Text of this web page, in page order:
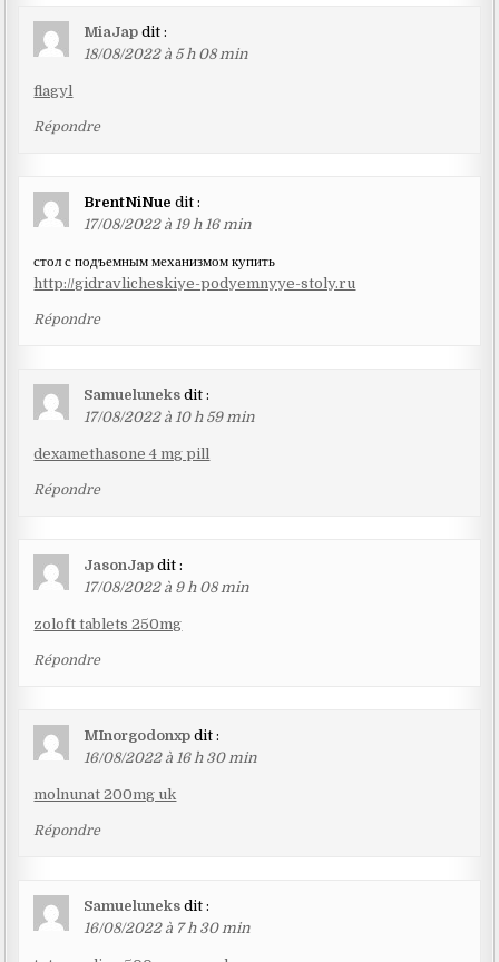
MiaJap dit :
18/08/2022 à 5 h 08 min
flagyl
Répondre
BrentNiNue dit :
17/08/2022 à 19 h 16 min
стол с подъемным механизмом купить
http://gidravlicheskiye-podyemnyye-stoly.ru
Répondre
Samueluneks dit :
17/08/2022 à 10 h 59 min
dexamethasone 4 mg pill
Répondre
JasonJap dit :
17/08/2022 à 9 h 08 min
zoloft tablets 250mg
Répondre
MInorgodonxp dit :
16/08/2022 à 16 h 30 min
molnunat 200mg uk
Répondre
Samueluneks dit :
16/08/2022 à 7 h 30 min